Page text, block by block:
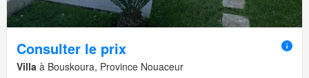
Consulter le prix
Villa à Bouskoura, Province Nouaceur